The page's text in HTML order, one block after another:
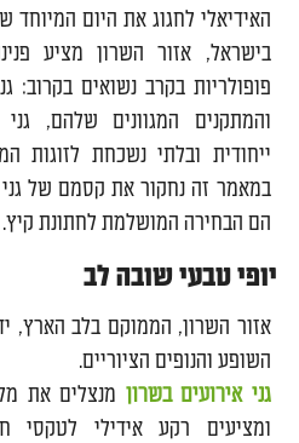
האידיאלי לחגוג את היום
בישראל, אזור השרון מציע
פופולריות בקרב נשואים בקרוב:
והמתקנים המגוונים שלהם,
ייחודית ובלתי נשכחת לזוגות
במאמר זה נחקור את קסמם של גני
הם הבחירה המושלמת לחתונת קיץ.
יופי טבעי שובה לב
אזור השרון, הממוקם בלב הארץ,
השופע והנופים הציוריים.
גני אירועים בשרון מנצלים את
ומציעים רקע אידילי לטקסי